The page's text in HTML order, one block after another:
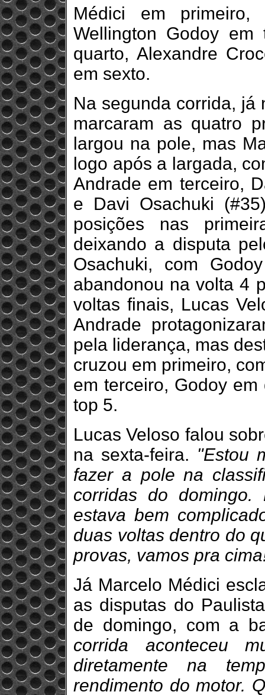
Médici em primeiro,
Wellington Godoy em
quarto, Alexandre
em sexto.
Na segunda corrida, já
marcaram as quatro
largou na pole, mas
logo após a largada,
Andrade em terceiro,
e Davi Osachuki
posições nas
deixando a disputa
Osachuki, com
abandonou na volta 4
voltas finais, Lucas
Andrade
pela liderança, mas
cruzou em primeiro,
em terceiro, Godoy
top 5.
Lucas Veloso falou
na sexta-feira. "Estou
fazer a pole na
corridas do
estava bem
duas voltas dentro do
provas, vamos pra
Já Marcelo Médici
as disputas do
de domingo, com a
corrida aconteceu
diretamente na
rendimento do motor.